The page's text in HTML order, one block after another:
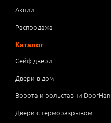
Акции
Распродажа
Каталог
Сейф двери
Двери в дом
Ворота и рольставни DoorHan
Двери с терморазрывом